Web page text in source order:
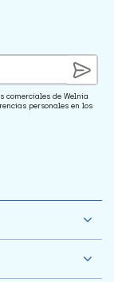
comerciales de Welnia
personales en los